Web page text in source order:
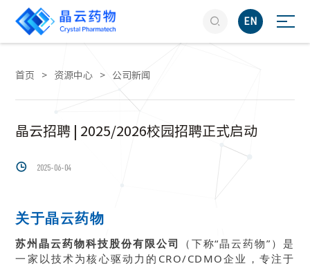
 EN
首页 > 资源中心 > 公司新闻
晶云招聘 | 2025/2026校园招聘正式启动
 2025-06-04
关于晶云药物
苏州晶云药物科技股份有限公司
（下称“晶云药物”）是
一家以技术为核心驱动力的CRO/CDMO企业，专注于